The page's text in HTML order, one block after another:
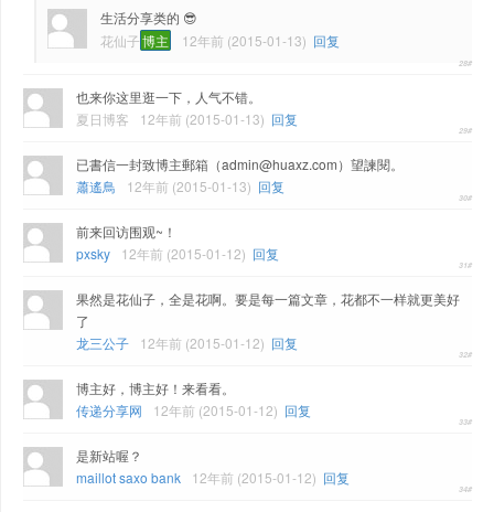
生活分享类的 😎
花仙子博主 12年前 (2015-01-13) 回复
也来你这里逛一下，人气不错。
夏日博客
12年前 (2015-01-13) 回复
已書信一封致博主郵箱（admin@huaxz.com）望諫閱。
蕭遙鳥
12年前 (2015-01-13) 回复
前来回访围观~！
pxsky
12年前 (2015-01-12) 回复
果然是花仙子，全是花啊。要是每一篇文章，花都不一样就更美好
了
龙三公子
12年前 (2015-01-12) 回复
博主好，博主好！来看看。
传递分享网
12年前 (2015-01-12) 回复
是新站喔？
maillot saxo bank
12年前 (2015-01-12) 回复